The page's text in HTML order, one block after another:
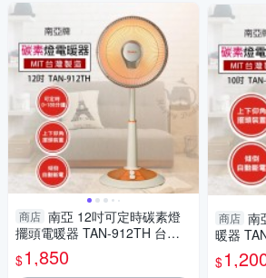
商店 南亞 12吋可定時碳素燈
擺頭電暖器 TAN-912TH 台灣
製
$1,850
商店 南
暖器
$